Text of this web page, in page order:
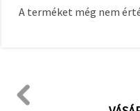
A terméket még nem